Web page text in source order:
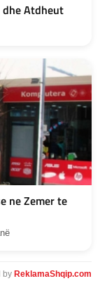
Atdheut
ne Zemer te
by ReklamaShqip.com